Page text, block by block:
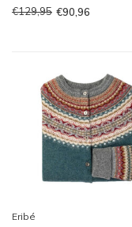
€129,95 €90,96
Eribé